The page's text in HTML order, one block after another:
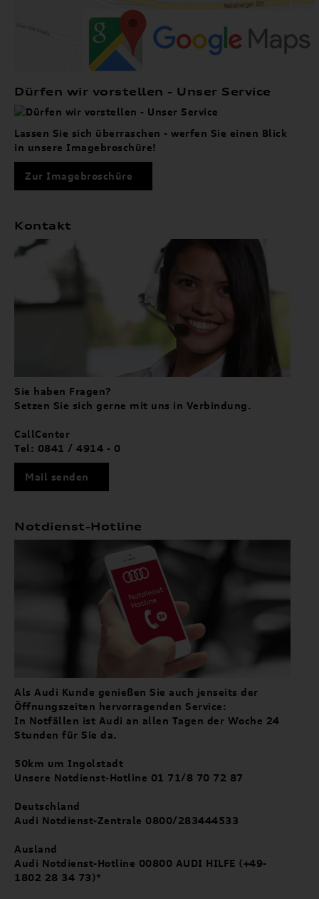
Dürfen wir vorstellen - Unser Service
Lassen Sie sich überraschen - werfen Sie einen Blick
in unsere Imagebroschüre!
Zur Imagebroschüre
Kontakt
Sie haben Fragen?
Setzen Sie sich gerne mit uns in Verbindung.
CallCenter
Tel: 0841 / 4914 - 0
Mail senden
Notdienst-Hotline
Als Audi Kunde genießen Sie auch jenseits der
Öffnungszeiten hervorragenden Service:
In Notfällen ist Audi an allen Tagen der Woche 24
Stunden für Sie da.
50km um Ingolstadt
Unsere Notdienst-Hotline 01 71/8 70 72 87
Deutschland
Audi Notdienst-Zentrale 0800/283444533
Ausland
Audi Notdienst-Hotline 00800 AUDI HILFE (+49-
1802 28 34 73)*